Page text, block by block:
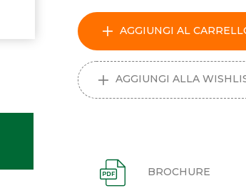
AGGIUNGI AL
AGGIUNGI ALLA
BROCHURE